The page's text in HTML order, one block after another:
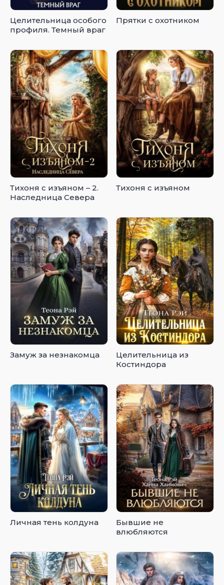
Целительница особого
профиля. Темный враг
Прятки с охотником
Тихоня с изъяном – 2.
Наследница Севера
Тихоня с изъяном
Замуж за незнакомца
Целительница из
Костиндора
Личная тень колдуна
Бывшие не
влюбляются